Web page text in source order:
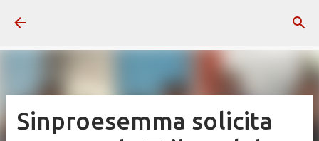
Sinproesemma solicita